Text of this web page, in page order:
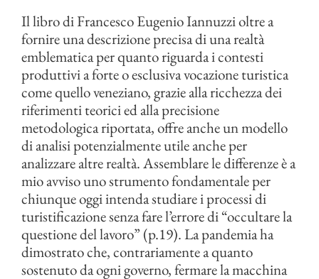
Il libro di Francesco Eugenio Iannuzzi oltre a
fornire una descrizione precisa di una realtà
emblematica per quanto riguarda i contesti
produttivi a forte o esclusiva vocazione turistica
come quello veneziano, grazie alla ricchezza dei
riferimenti teorici ed alla precisione
metodologica riportata, offre anche un modello
di analisi potenzialmente utile anche per
analizzare altre realtà. Assemblare le differenze è a
mio avviso uno strumento fondamentale per
chiunque oggi intenda studiare i processi di
turistificazione senza fare l’errore di “occultare la
questione del lavoro” (p.19). La pandemia ha
dimostrato che, contrariamente a quanto
sostenuto da ogni governo, fermare la macchina